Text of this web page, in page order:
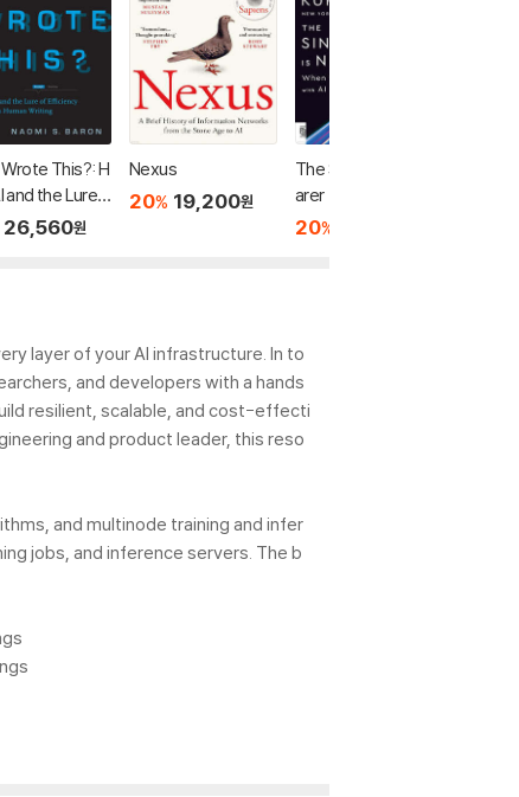
This?: H
and the Lure o
Threate
26,560원
Nexus
20% 19,200원
The Singularity Is Ne
arer
20%
layer of your AI infrastructure. In to
and developers with a hands
resilient, scalable, and cost-effecti
and product leader, this reso
and multinode training and infer
jobs, and inference servers. The b